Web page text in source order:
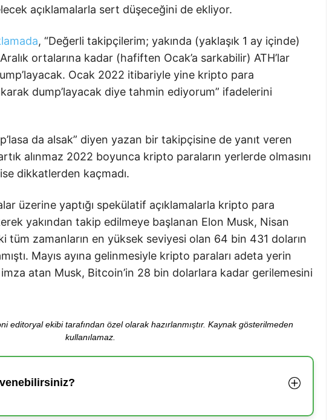
açıklamalarla sert düşeceğini de ekliyor.
, “Değerli takipçilerim; yakında (yaklaşık 1 ay içinde)
ortalarına kadar (hafiften Ocak’a sarkabilir) ATH’lar
Ocak 2022 itibariyle yine kripto para
dump’layacak diye tahmin ediyorum” ifadelerini
da alsak” diyen yazan bir takipçisine de yanıt veren
alınmaz 2022 boyunca kripto paraların yerlerde olmasını
dikkatlerden kaçmadı.
üzerine yaptığı spekülatif açıklamalarla kripto para
yakından takip edilmeye başlanan Elon Musk, Nisan
tüm zamanların en yüksek seviyesi olan 64 bin 431 doların
Mayıs ayına gelinmesiyle kripto paraları adeta yerin
atan Musk, Bitcoin’in 28 bin dolarlara kadar gerilemesini
editoryal ekibi tarafından özel olarak hazırlanmıştır. Kaynak gösterilmeden
kullanılamaz.